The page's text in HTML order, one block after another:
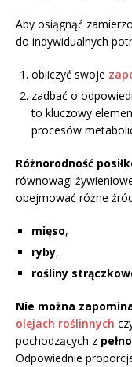
Aby osiągnąć
do indywidualnych
obliczyć swoje
zadbać o
to kluczowy
procesów
Różnorodność
równowagi
obejmować różne
mięso,
ryby,
rośliny
Nie można
olejach roślinnych
pochodzących z
Odpowiednie